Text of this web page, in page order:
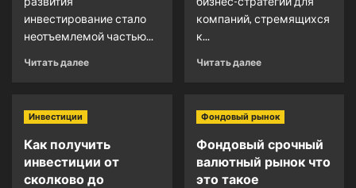
инвестирование стало
неотъемлемой частью...
Читать далее
компаний, стремящихся
к...
Читать далее
Инвестиции
Как получить
инвестиции от
сколково до
Фондовый рынок
Фондовый срочный
валютный рынок что
это такое